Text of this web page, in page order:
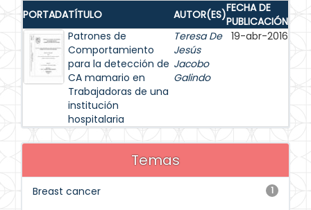
PORTADATÍTULO AUTOR(ES)FECHA DE
PUBLICACIÓN
Patrones de
Comportamiento
para la detección de
CA mamario en
Trabajadoras de una
institución
hospitalaria
Teresa De
Jesús
Jacobo
Galindo
19-abr-2016
Temas
1
Breast cancer